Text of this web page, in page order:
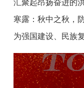
寒露：秋中之秋，
为强国建设、民族